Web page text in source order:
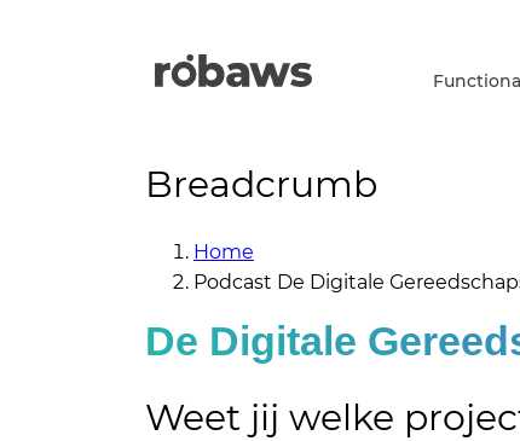
Breadcrumb
Home
Podcast De Digitale
De Digitale
Weet jij welke